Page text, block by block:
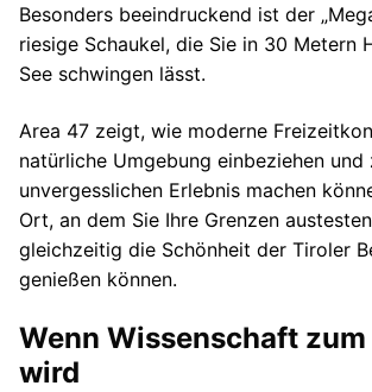
Besonders beeindruckend ist der
riesige Schaukel, die Sie in 30 Metern
See schwingen lässt.
Area 47 zeigt, wie moderne
natürliche Umgebung einbeziehen und
unvergesslichen Erlebnis machen
Ort, an dem Sie Ihre Grenzen
gleichzeitig die Schönheit der Tiroler
genießen können.
Wenn Wissenschaft
wird